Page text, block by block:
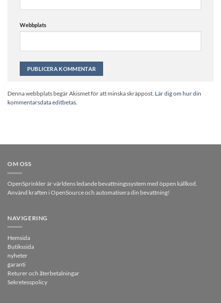
Webbplats
Denna webbplats begär Akismet för att minska skräppost. Lär dig om hur din
kommentarsdata editbetas.
OM OSS
OpenSprinkler är världens ledande bevattningssystem med öppen källkod.
Använd kraften i OpenSource och automatisera din bevattning!
NAVIGERING
Hemsida
Butikssida
nyheter
garanti
Returer och återbetalningar
Sekretesspolicy